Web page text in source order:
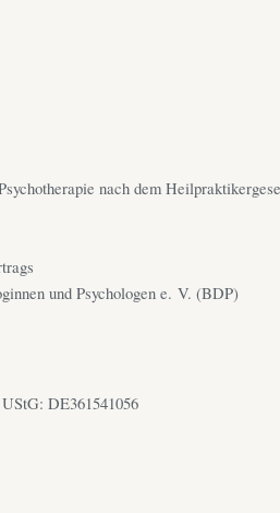
nach dem
und Psychologen e. V. (BDP)
DE361541056